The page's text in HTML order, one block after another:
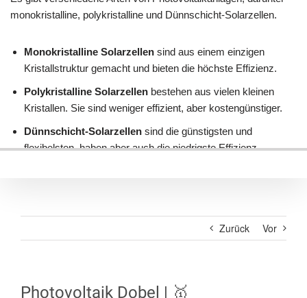
Zurück Vor
Photovoltaik Dobel | 🥇